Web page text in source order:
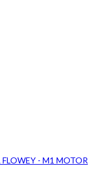
FLOWEY - M1 MOTOR